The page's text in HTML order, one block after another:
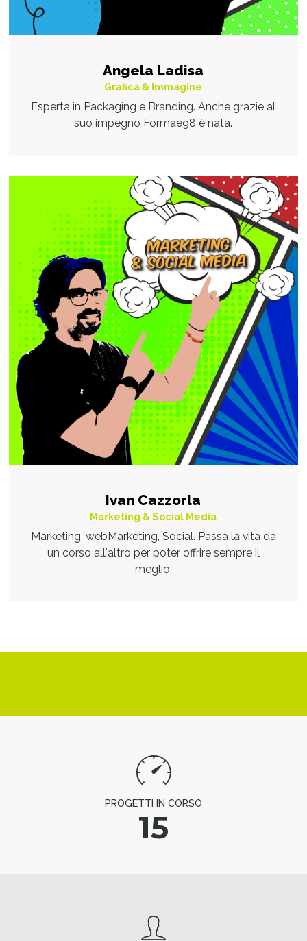
Angela Ladisa
Grafica & Immagine
Esperta in Packaging e Branding. Anche grazie al
suo impegno Formae98 è nata.
Ivan Cazzorla
Marketing & Social Media
Marketing, webMarketing, Social. Passa la vita da
un corso all'altro per poter offrire sempre il
meglio.
PROGETTI IN CORSO
15